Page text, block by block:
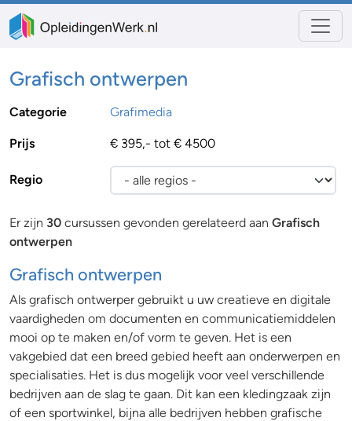
Grafisch ontwerpen
Categorie Grafimedia
Prijs € 395,- tot € 4500
Regio
Er zijn 30 cursussen gevonden gerelateerd aan Grafisch
ontwerpen
Grafisch ontwerpen
Als grafisch ontwerper gebruikt u uw creatieve en digitale
vaardigheden om documenten en communicatiemiddelen
mooi op te maken en/of vorm te geven. Het is een
vakgebied dat een breed gebied heeft aan onderwerpen en
specialisaties. Het is dus mogelijk voor veel verschillende
bedrijven aan de slag te gaan. Dit kan een kledingzaak zijn
of een sportwinkel, bijna alle bedrijven hebben grafische